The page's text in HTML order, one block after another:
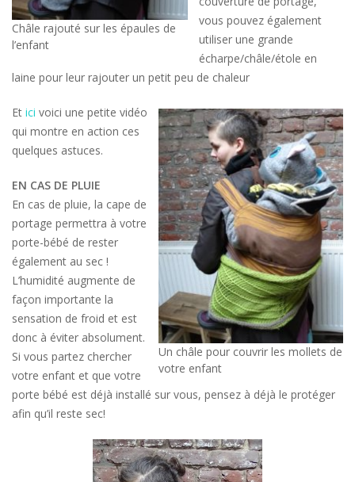
Châle rajouté sur les épaules de
l’enfant
vous pouvez également
utiliser une grande
écharpe/châle/étole en
laine pour leur rajouter un petit peu de chaleur
Un châle pour couvrir les mollets de
votre enfant
Et ici voici une petite vidéo
qui montre en action ces
quelques astuces.
EN CAS DE PLUIE
En cas de pluie, la cape de
portage permettra à votre
porte-bébé de rester
également au sec !
L’humidité augmente de
façon importante la
sensation de froid et est
donc à éviter absolument.
Si vous partez chercher
votre enfant et que votre
porte bébé est déjà installé sur vous, pensez à déjà le protéger
afin qu’il reste sec!